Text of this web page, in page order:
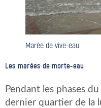
Marée de vive-eau
Les marées de morte-eau
Pendant les phases
dernier quartier de la